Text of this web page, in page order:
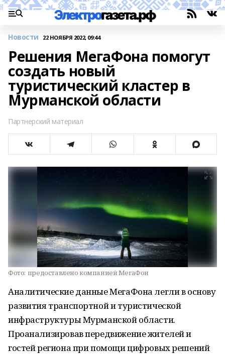
Новости 22 НОЯБРЯ 2022, 09:44
Решения МегаФона помогут
создать новый
туристический кластер в
Мурманской области
Партнерский материал
Фото: предоставлено компанией МегаФон
Аналитические данные МегаФона легли в основу
развития транспортной и туристической
инфраструктуры Мурманской области.
Проанализировав передвижение жителей и
гостей региона при помощи цифровых решений